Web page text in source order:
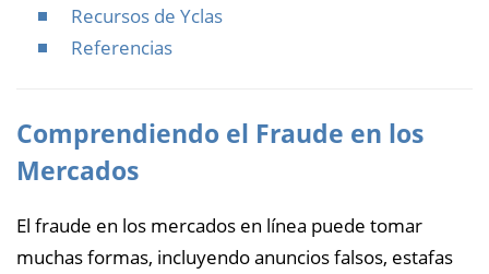
Recursos de Yclas
Referencias
Comprendiendo el Fraude en los
Mercados
El fraude en los mercados en línea puede tomar
muchas formas, incluyendo anuncios falsos, estafas